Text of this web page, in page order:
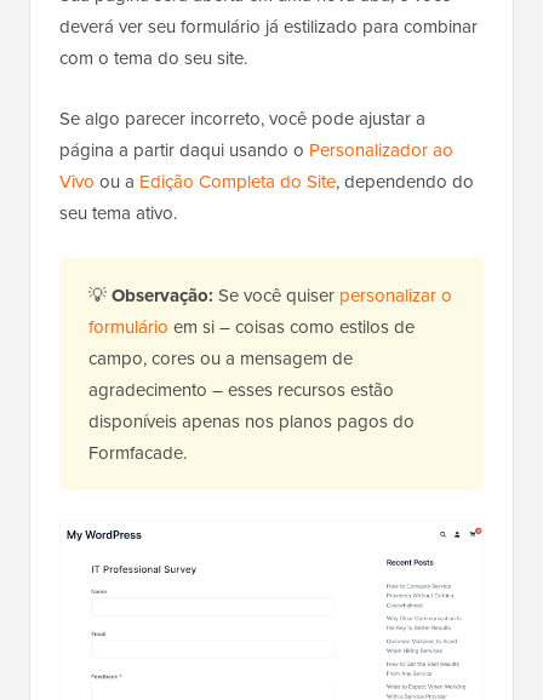
deverá ver seu formulário já estilizado para combinar
com o tema do seu site.
Se algo parecer incorreto, você pode ajustar a
página a partir daqui usando o Personalizador ao
Vivo ou a Edição Completa do Site, dependendo do
seu tema ativo.
💡Observação: Se você quiser personalizar o
formulário em si – coisas como estilos de
campo, cores ou a mensagem de
agradecimento – esses recursos estão
disponíveis apenas nos planos pagos do
Formfacade.